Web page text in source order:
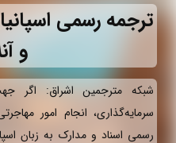
ترجمه رسمی
و
شبکه مترجمین اشراق: اگر
سرمایه‌گذاری، انجام امور
رسمی اسناد و مدارک به زبان